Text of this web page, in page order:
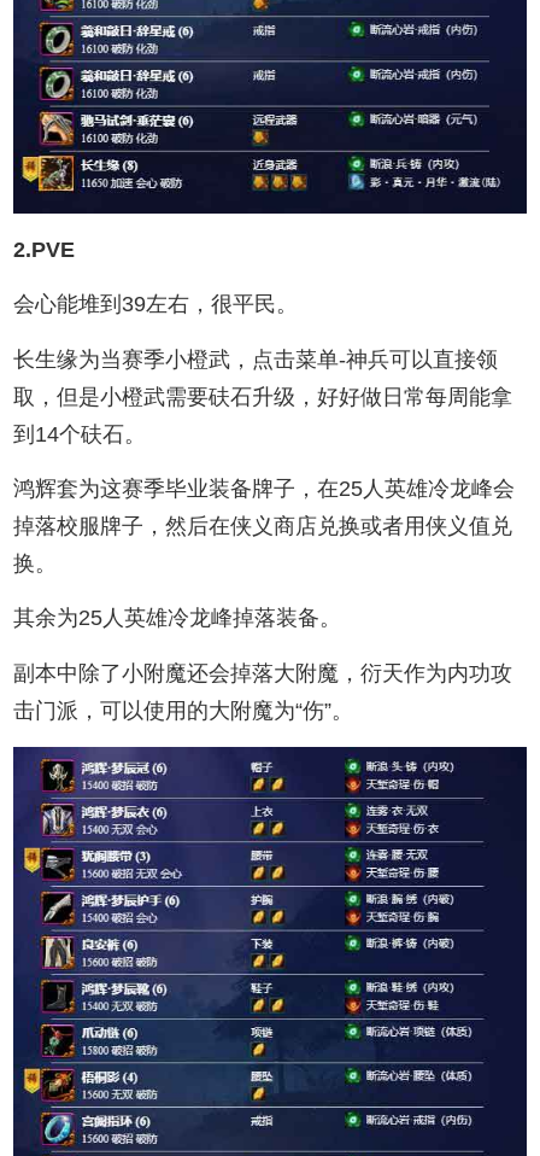
2.PVE
会心能堆到39左右，很平民。
长生缘为当赛季小橙武，点击菜单-神兵可以直接领
取，但是小橙武需要砆石升级，好好做日常每周能拿
到14个砆石。
鸿辉套为这赛季毕业装备牌子，在25人英雄冷龙峰会
掉落校服牌子，然后在侠义商店兑换或者用侠义值兑
换。
其余为25人英雄冷龙峰掉落装备。
副本中除了小附魔还会掉落大附魔，衍天作为内功攻
击门派，可以使用的大附魔为“伤”。